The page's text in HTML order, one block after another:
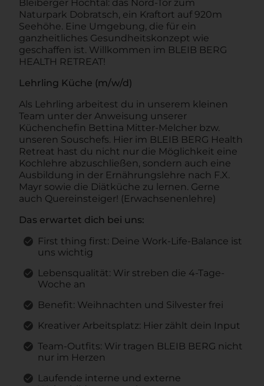
Bleiberger Hochtal: das Nord-Tor zum
Naturpark Dobratsch, ein Kraftort auf 920m
Seehöhe. Eine Umgebung, die für ein
ganzheitliches Gesundheitskonzept wie
geschaffen ist. Willkommen im BLEIB BERG
HEALTH RETREAT!
Lehrling Küche (m/w/d)
Als Lehrling arbeitest du in unserem kleinen
Team unter der Anweisung unserer
Küchenchefin Bettina Mitter-Melcher bzw.
unseren Souschefs. Hier im BLEIB BERG Health
Retreat hast du nicht nur die Möglichkeit eine
Kochlehre abzuschließen, sondern auch eine
Ausbildung in der Ernährungslehre nach F.X.
Mayr sowie die Diätküche zu lernen. Gerne
auch Quereinsteiger! (Erwachsenenlehre)
Das erwartet dich bei uns:
First thing first: Deine Work-Life-Balance ist
uns wichtig
Lebensqualität: Wir streben die 4-Tage-
Woche an
Benefit: Weihnachten und Silvester frei
Kreativer Arbeitsplatz: Hier zählt dein Input
Team-Outfits: Wir tragen BLEIB BERG nicht
nur im Herzen
Laufende interne und externe